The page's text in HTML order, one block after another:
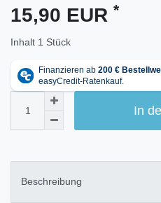
15,90 EUR *
Inhalt 1 Stück
In
Beschreibung